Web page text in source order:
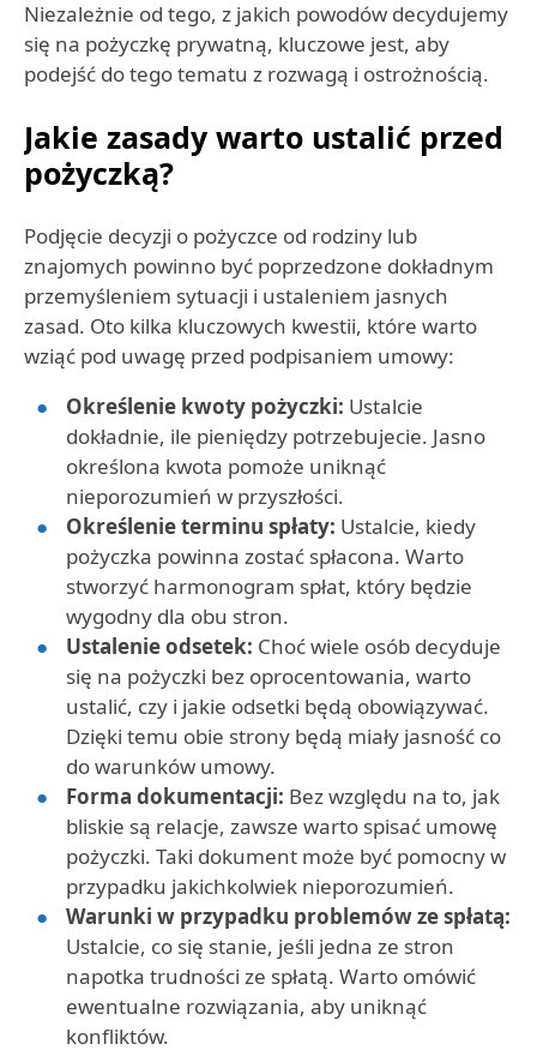
Niezależnie od tego, z jakich powodów decydujemy
się na pożyczkę prywatną, kluczowe jest, aby
podejść do tego tematu z rozwagą i ostrożnością.
Jakie zasady warto ustalić przed
pożyczką?
Podjęcie decyzji o pożyczce od rodziny lub
znajomych powinno być poprzedzone dokładnym
przemyśleniem sytuacji i ustaleniem jasnych
zasad. Oto kilka kluczowych kwestii, które warto
wziąć pod uwagę przed podpisaniem umowy:
Określenie kwoty pożyczki: Ustalcie
dokładnie, ile pieniędzy potrzebujecie. Jasno
określona kwota pomoże uniknąć
nieporozumień w przyszłości.
Określenie terminu spłaty: Ustalcie, kiedy
pożyczka powinna zostać spłacona. Warto
stworzyć harmonogram spłat, który będzie
wygodny dla obu stron.
Ustalenie odsetek: Choć wiele osób decyduje
się na pożyczki bez oprocentowania, warto
ustalić, czy i jakie odsetki będą obowiązywać.
Dzięki temu obie strony będą miały jasność co
do warunków umowy.
Forma dokumentacji: Bez względu na to, jak
bliskie są relacje, zawsze warto spisać umowę
pożyczki. Taki dokument może być pomocny w
przypadku jakichkolwiek nieporozumień.
Warunki w przypadku problemów ze spłatą:
Ustalcie, co się stanie, jeśli jedna ze stron
napotka trudności ze spłatą. Warto omówić
ewentualne rozwiązania, aby uniknąć
konfliktów.